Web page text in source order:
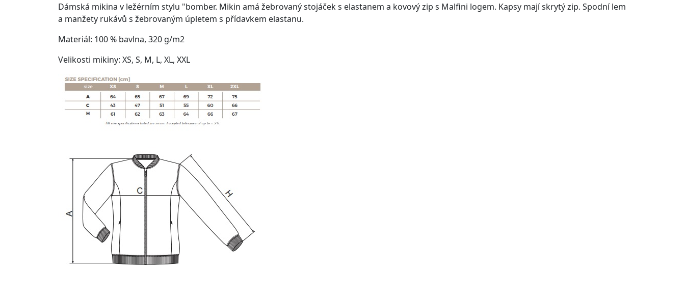
Dámská mikina v ležérním stylu "bomber. Mikin amá žebrovaný stojáček s elastanem a kovový zip s Malfini logem. Kapsy mají skrytý zip. Spodní lem
a manžety rukávů s žebrovaným úpletem s přídavkem elastanu.
Materiál: 100 % bavlna, 320 g/m2
Velikosti mikiny: XS, S, M, L, XL, XXL